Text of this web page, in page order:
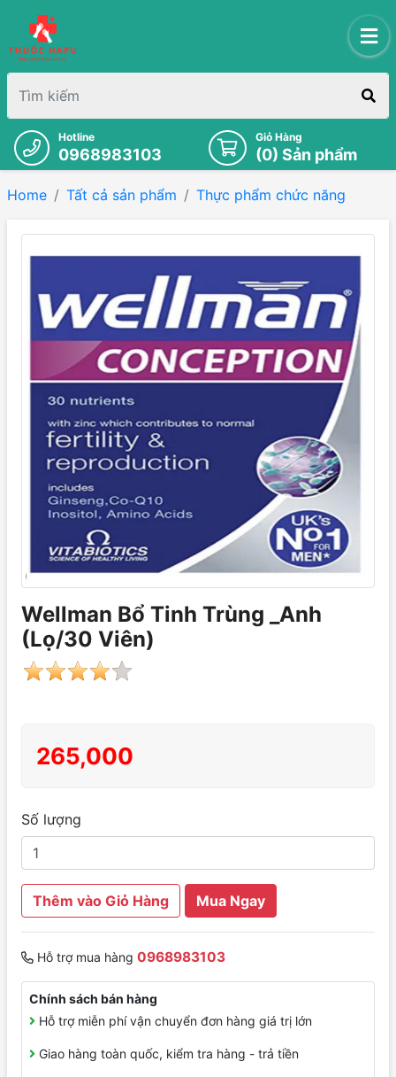
Hotline
0968983103
Giỏ Hàng
(0) Sản phẩm
Home Tất cả sản phẩm Thực phẩm chức năng
Wellman Bổ Tinh Trùng _Anh
(Lọ/30 Viên)
265,000
Số lượng
Thêm vào Giỏ Hàng Mua Ngay
Hỗ trợ mua hàng 0968983103
Chính sách bán hàng
Hỗ trợ miễn phí vận chuyển đơn hàng giá trị lớn
Giao hàng toàn quốc, kiểm tra hàng - trả tiền